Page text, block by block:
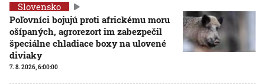
Slovensko
Poľovníci bojujú proti africkému moru
ošípaných, agrorezort im zabezpečil
špeciálne chladiace boxy na ulovené
diviaky
7. 8. 2026, 6:00:00